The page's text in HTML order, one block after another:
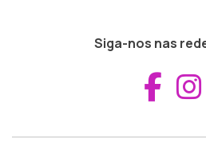
Siga-nos nas